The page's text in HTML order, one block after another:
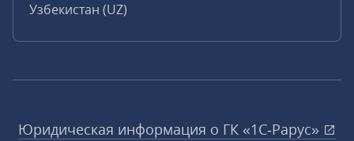
Узбекистан (UZ)
Юридическая информация о ГК «1С‑Рарус»